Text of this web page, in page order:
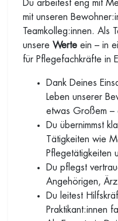
Du arbeitest eng mit
mit unseren
Teamkolleg:innen. Als
unsereWerte ein – in
für Pflegefachkräfte in
Dank Deines
Leben unserer
etwas Großem –
Du übernimmst
Tätigkeiten wie
Pflegetätigkeiten
Du pflegst
Angehörigen,
Du leitest
Praktikant:innen